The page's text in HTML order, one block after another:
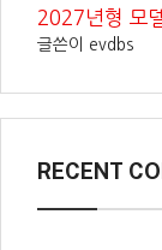
2027년형 모
글쓴이 evdbs
RECENT